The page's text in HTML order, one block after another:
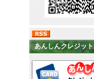
あんしんクレジット